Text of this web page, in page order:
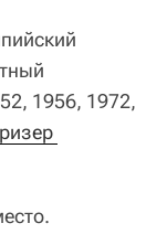
1956, 1972,